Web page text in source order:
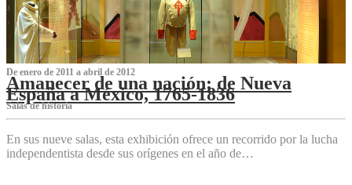
De enero de 2011 a abril de 2012
Amanecer de una nación: de Nueva
España a México, 1765-1836
Salas de historia
En sus nueve salas, esta exhibición ofrece un recorrido por la lucha
independentista desde sus orígenes en el año de…